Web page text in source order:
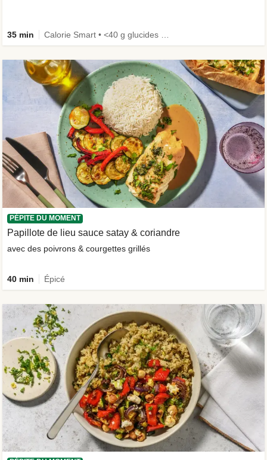
35 min
PÉPITE DU MOMENT
Papillote de lieu sauce satay & coriandre
avec des poivrons & courgettes grillés
40 min Épicé